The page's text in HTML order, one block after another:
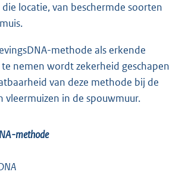
locatie, van beschermde soorten
methode als erkende
nemen wordt zekerheid geschapen
van deze methode bij de
vleermuizen in de spouwmuur.
methode